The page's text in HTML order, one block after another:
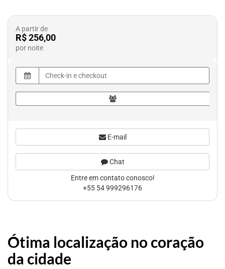
Ótima localização no coração
da cidade
A partir de
R$ 256,00
por noite
E-mail
Chat
Entre em contato conosco!
+55 54 999296176